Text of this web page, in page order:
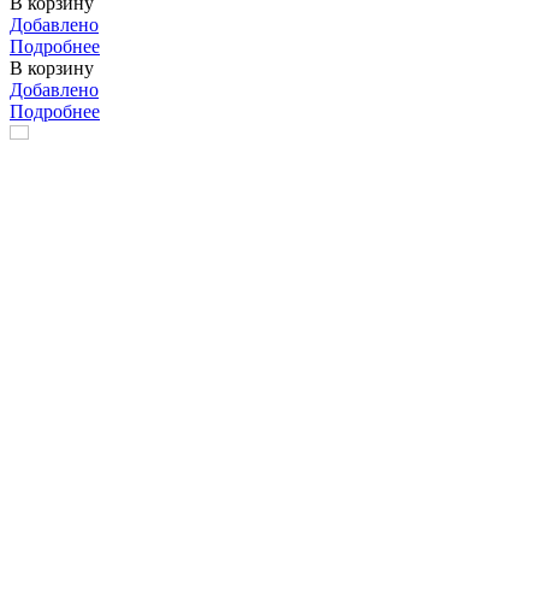
Добавлено
Подробнее
В корзину
Добавлено
Подробнее